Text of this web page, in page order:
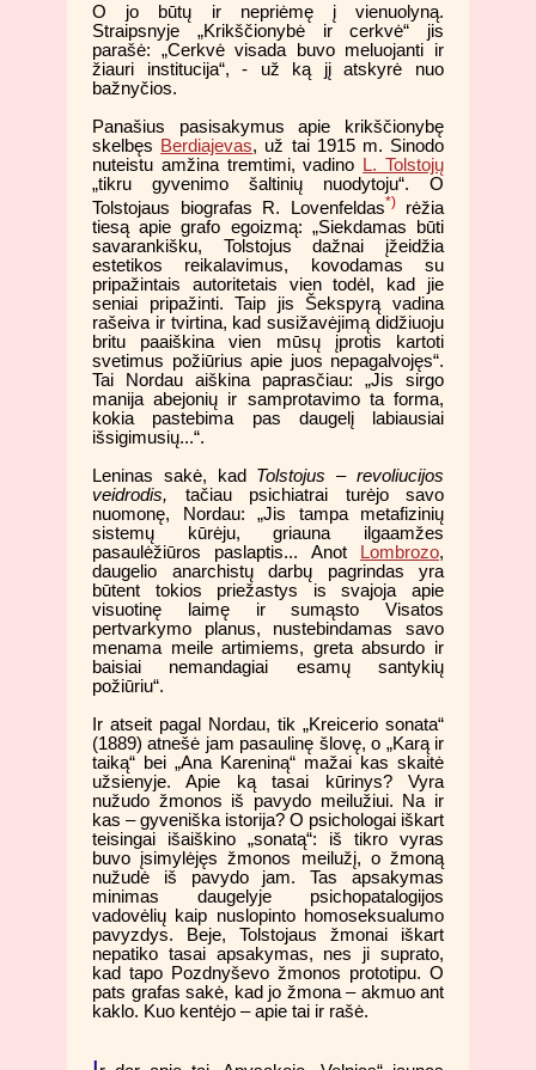
O jo būtų ir nepriėmę į vienuolyną.
Straipsnyje „Krikščionybė ir cerkvė“ jis
parašė: „Cerkvė visada buvo meluojanti ir
žiauri institucija“, - už ką jį atskyrė nuo
bažnyčios.
Panašius pasisakymus apie krikščionybę
skelbęs Berdiajevas, už tai 1915 m. Sinodo
nuteistu amžina tremtimi, vadino
L. Tolstojų
„tikru gyvenimo šaltinių nuodytoju“. O
Tolstojaus biografas R. Lovenfeldas*)rėžia
tiesą apie grafo egoizmą: „Siekdamas būti
savarankišku, Tolstojus dažnai įžeidžia
estetikos reikalavimus, kovodamas su
pripažintais autoritetais vien todėl, kad jie
seniai pripažinti. Taip jis Šekspyrą vadina
rašeiva ir tvirtina, kad susižavėjimą didžiuoju
britu paaiškina vien mūsų įprotis kartoti
svetimus požiūrius apie juos nepagalvojęs“.
Tai Nordau aiškina paprasčiau: „Jis sirgo
manija abejonių ir samprotavimo ta forma,
kokia pastebima pas daugelį labiausiai
išsigimusių...“.
Leninas sakė, kad Tolstojus – revoliucijos
veidrodis, tačiau psichiatrai turėjo savo
nuomonę, Nordau: „Jis tampa metafizinių
sistemų kūrėju, griauna ilgaamžes
pasaulėžiūros paslaptis... Anot
Lombrozo,
daugelio anarchistų darbų pagrindas yra
būtent tokios priežastys is svajoja apie
visuotinę laimę ir sumąsto Visatos
pertvarkymo planus, nustebindamas savo
menama meile artimiems, greta absurdo ir
baisiai nemandagiai esamų santykių
požiūriu“.
Ir atseit pagal Nordau, tik „Kreicerio sonata“
(1889) atnešė jam pasaulinę šlovę, o „Karą ir
taiką“ bei „Ana Kareniną“ mažai kas skaitė
užsienyje. Apie ką tasai kūrinys? Vyra
nužudo žmonos iš pavydo meilužiui. Na ir
kas – gyveniška istorija? O psichologai iškart
teisingai išaiškino „sonatą“: iš tikro vyras
buvo įsimylėjęs žmonos meilužį, o žmoną
nužudė iš pavydo jam. Tas apsakymas
minimas daugelyje psichopatalogijos
vadovėlių kaip nuslopinto homoseksualumo
pavyzdys. Beje, Tolstojaus žmonai iškart
nepatiko tasai apsakymas, nes ji suprato,
kad tapo Pozdnyševo žmonos prototipu. O
pats grafas sakė, kad jo žmona – akmuo ant
kaklo. Kuo kentėjo – apie tai ir rašė.